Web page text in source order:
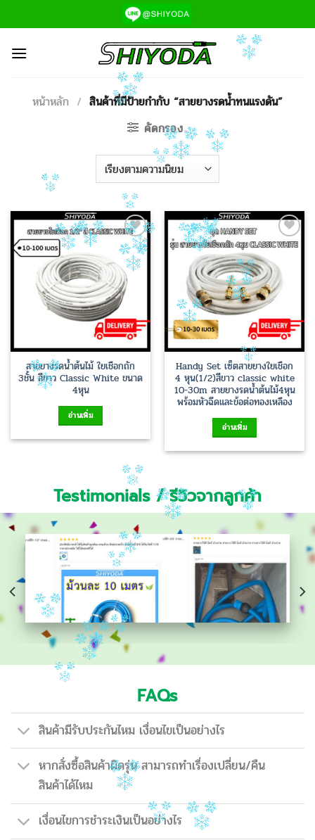
ไป
เนื้อหา
หน้าหลัก / สินค้าที่มีป้ายกำกับ “สายยางรดน้ำทนแรงดัน”
คัดกรอง
Add to
Wishlist
สายยางรดน้ำต้นไม้ ใยเชือกถัก
3ชั้น สีขาว Classic White ขนาด
4หุน
อ่านเพิ่ม
Add to
Handy Set เซ็ตสายยางใยเชือก
4 หุน(1/2)สีขาว classic white
10-30m สายยางรดน้ำต้นไม้4หุน
พร้อมหัวฉีดและข้อต่อทองเหลือง
อ่านเพิ่ม
Testimonials / รีวิวจากลูกค้า
FAQs
สินค้ามีรับประกันไหม เงื่อนไขเป็นอย่างไร
หากสั่งซื้อสินค้าผิดรุ่น สามารถทำเรื่องเปลี่ยน/คืน
สินค้าได้ไหม
เงื่อนไขการชำระเงินเป็นอย่างไร